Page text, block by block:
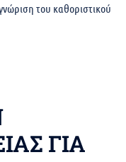
του καθοριστικού
ΓΙΑ